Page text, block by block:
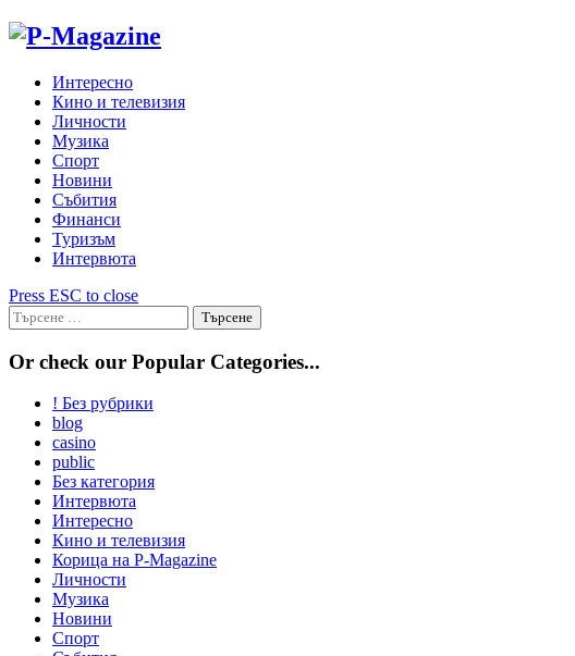
Skip
Интересно
Кино и телевизия
Личности
Музика
Спорт
Новини
Събития
Финанси
Туризъм
Интервюта
Press ESC to close
Търсене
за:
Or check our Popular Categories...
! Без рубрики
blog
casino
public
Без категория
Интервюта
Интересно
Кино и телевизия
Корица на P-Magazine
Личности
Музика
Новини
Спорт